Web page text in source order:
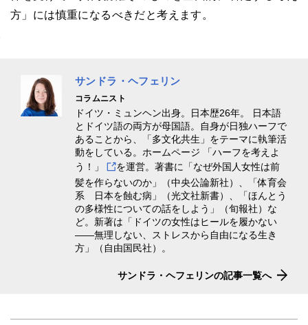
方」には慎重になるべきだと考えます。
サンドラ・ヘフェリン
コラムニスト
ドイツ・ミュンヘン出身。日本歴26年。 日本語
とドイツ語の両方が母国語。自身が日独ハーフで
あることから、「多文化共生」をテーマに執筆活
動をしている。ホームページ
「ハーフを考えよ
う！」
を運営。著書に「なぜ外国人女性は前
髪を作らないのか」（中央公論新社）、「体育会
系 日本を蝕む病」（光文社新書）、「ほんとう
の多様性についての話をしよう」（旬報社）な
ど。新著は「ドイツの女性はヒールを履かない
――無理しない、ストレスから自由になる生き
方」（自由国民社）。
サンドラ・ヘフェリンの記事一覧へ